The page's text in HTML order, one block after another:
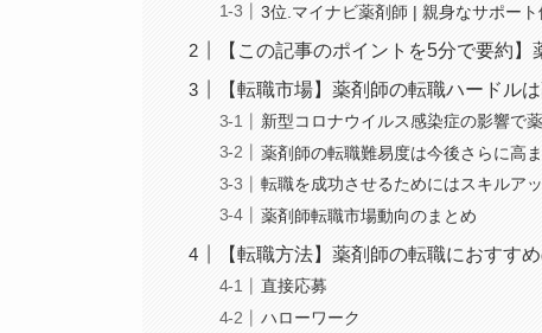
3位.マイナビ薬剤師 | 親身なサポー
【この記事のポイントを5分で要約
【転職市場】薬剤師の転職ハードル
新型コロナウイルス感染症の影響で
薬剤師の転職難易度は今後さらに高
転職を成功させるためにはスキルア
薬剤師転職市場動向のまとめ
【転職方法】薬剤師の転職におすす
直接応募
ハローワーク